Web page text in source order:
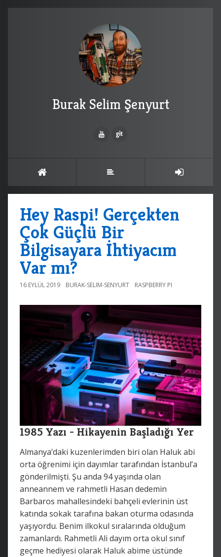
Burak Selim Şenyurt
Hey Raspi! Gerçekten
Çok Güçlü Bir
Bilgisayara İhtiyacım
Var mı?
16 EYLÜL 2019 BURAK-SELIM-SENYURT RASPBERRY PI
1985 Yazı - Hikayenin Başladığı Yer
Almanya’daki kuzenlerimden biri olan Haluk abi
orta öğrenimi için dayımlar tarafından İstanbul’a
gönderilmişti. Şu anda 94 yaşında olan
anneannem ve rahmetli Hasan dedemin
Barbaros mahallesindeki bahçeli evlerinin üst
katında sokak tarafına bakan oturma odasında
yaşıyordu. Benim ilkokul sıralarında olduğum
zamanlardı. Rahmetli Ali dayım orta okul sınıf
geçme hediyesi olarak Haluk abime üstünde